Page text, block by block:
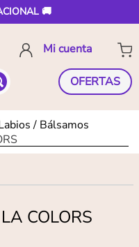
🚚
OFERTAS
Bálsamos
COLORS